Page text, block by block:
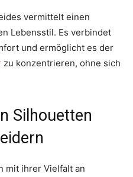
vermittelt einen
Lebensstil. Es verbindet
und ermöglicht es der
zu konzentrieren, ohne sich
Silhouetten
mit ihrer Vielfalt an